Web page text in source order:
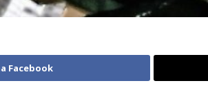
Facebook